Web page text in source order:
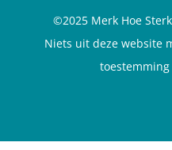
©2025 Merk Hoe
Niets uit deze website
toestemming